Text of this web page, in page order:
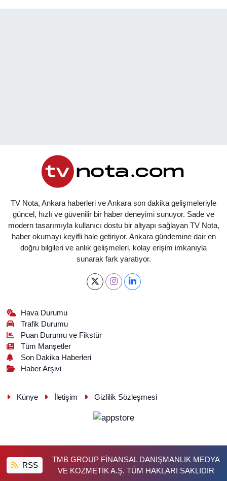
TV Nota, Ankara haberleri ve Ankara son dakika gelişmeleriyle
güncel, hızlı ve güvenilir bir haber deneyimi sunuyor. Sade ve
modern tasarımıyla kullanıcı dostu bir altyapı sağlayan TV Nota,
haber okumayı keyifli hale getiriyor. Ankara gündemine dair en
doğru bilgileri ve anlık gelişmeleri, kolay erişim imkanıyla
sunarak fark yaratıyor.
Hava Durumu
Trafik Durumu
Puan Durumu ve Fikstür
Tüm Manşetler
Son Dakika Haberleri
Haber Arşivi
Künye İletişim Gizlilik Sözleşmesi
RSS
TMB GROUP FİNANSAL DANIŞMANLIK MEDYA
VE KOZMETİK A.Ş. TÜM HAKLARI SAKLIDIR